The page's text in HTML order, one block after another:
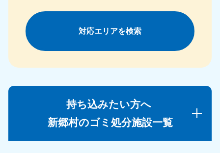
対応エリアを検索
持ち込みたい方へ
新郷村のゴミ処分施設一覧